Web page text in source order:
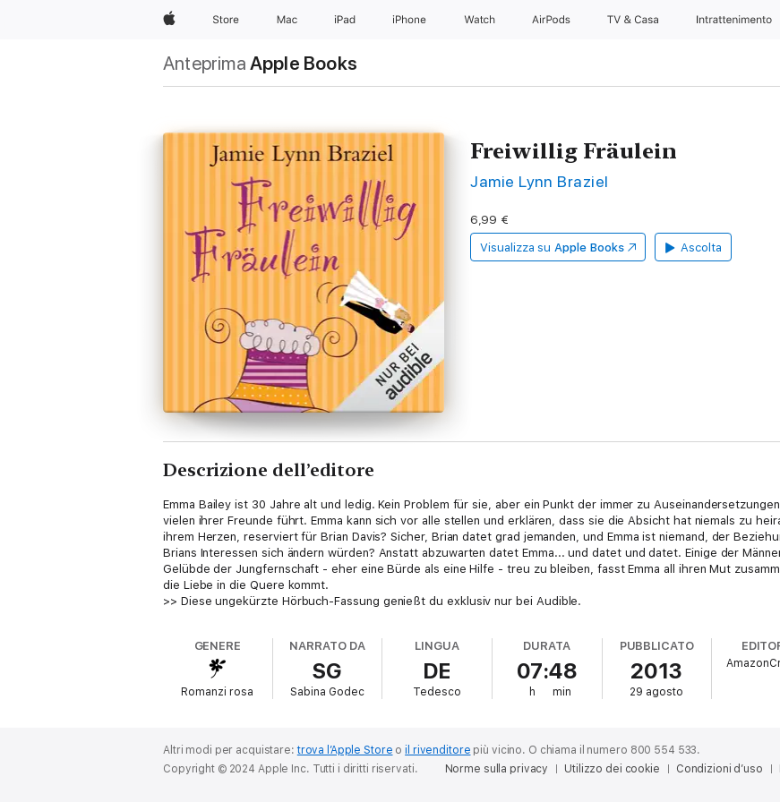
AppleStore Mac iPad iPhone Watch AirPods TV & Casa Intrattenimento
Anteprima Apple Books
Freiwillig Fräulein
Jamie Lynn Braziel
6,99 €
Visualizza su Apple Books Ascolta
Descrizione dell’editore
Emma Bailey ist 30 Jahre alt und ledig. Kein Problem für sie, aber ein Punkt der immer zu
vielen ihrer Freunde führt. Emma kann sich vor alle stellen und erklären, dass sie die Absicht hat niemals zu
ihrem Herzen, reserviert für Brian Davis? Sicher, Brian datet grad jemanden, und Emma ist niemand, der
Brians Interessen sich ändern würden? Anstatt abzuwarten datet Emma... und datet und datet. Einige der
Gelübde der Jungfernschaft - eher eine Bürde als eine Hilfe - treu zu bleiben, fasst Emma all ihren Mut
die Liebe in die Quere kommt.
>> Diese ungekürzte Hörbuch-Fassung genießt du exklusiv nur bei Audible.
GENERE
Romanzi rosa
NARRATO DA
SG
Sabina Godec
LINGUA
DE
Tedesco
DURATA
07:48
h min
PUBBLICATO
2013
29 agosto
Altri modi per acquistare:trova l’Apple Store oil rivenditore più vicino. O chiama il numero 800 554 533.
Copyright © 2024 Apple Inc. Tutti i diritti riservati. Norme sulla privacy Utilizzo dei cookie Condizioni d’uso